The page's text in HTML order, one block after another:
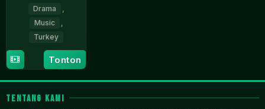
Drama
Music
Turkey
7
Dec
2023
Yigit
Sarican
Tonton
TENTANG KAMI